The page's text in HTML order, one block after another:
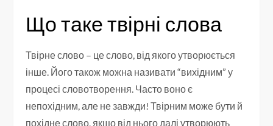
Що таке твірні слова
Твірне слово – це слово, від якого утворюється
інше. Його також можна називати “вихідним” у
процесі словотворення. Часто воно є
непохідним, але не завжди! Твірним може бути й
похідне слово, якщо від нього далі утворюють